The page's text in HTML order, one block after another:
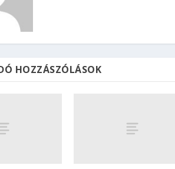
HOZZÁSZÓLÁSOK